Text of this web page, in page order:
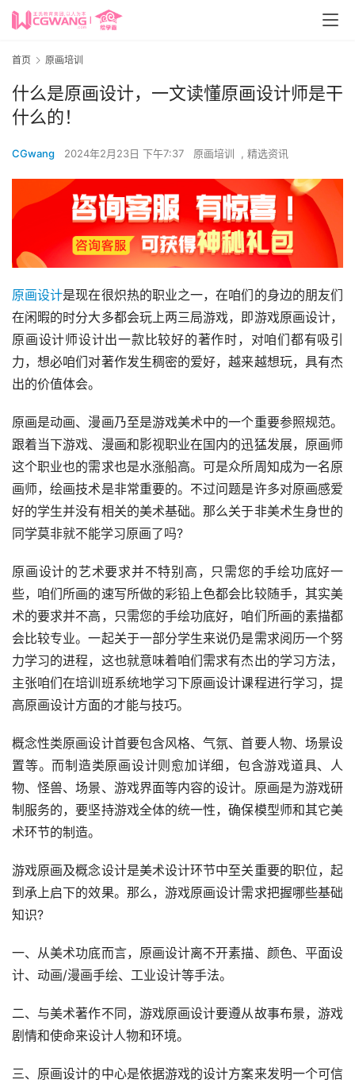
首页 原画培训
什么是原画设计，一文读懂原画设计师是干
什么的！
CGwang 2024年2月23日 下午7:37 原画培训 , 精选资讯
原画设计是现在很炽热的职业之一，在咱们的身边的朋友们
在闲暇的时分大多都会玩上两三局游戏，即游戏原画设计，
原画设计师设计出一款比较好的著作时，对咱们都有吸引
力，想必咱们对著作发生稠密的爱好，越来越想玩，具有杰
出的价值体会。
原画是动画、漫画乃至是游戏美术中的一个重要参照规范。
跟着当下游戏、漫画和影视职业在国内的迅猛发展，原画师
这个职业也的需求也是水涨船高。可是众所周知成为一名原
画师，绘画技术是非常重要的。不过问题是许多对原画感爱
好的学生并没有相关的美术基础。那么关于非美术生身世的
同学莫非就不能学习原画了吗?
原画设计的艺术要求并不特别高，只需您的手绘功底好一
些，咱们所画的速写所做的彩铅上色都会比较随手，其实美
术的要求并不高，只需您的手绘功底好，咱们所画的素描都
会比较专业。一起关于一部分学生来说仍是需求阅历一个努
力学习的进程，这也就意味着咱们需求有杰出的学习方法，
主张咱们在培训班系统地学习下原画设计课程进行学习，提
高原画设计方面的才能与技巧。
概念性类原画设计首要包含风格、气氛、首要人物、场景设
置等。而制造类原画设计则愈加详细，包含游戏道具、人
物、怪兽、场景、游戏界面等内容的设计。原画是为游戏研
制服务的，要坚持游戏全体的统一性，确保模型师和其它美
术环节的制造。
游戏原画及概念设计是美术设计环节中至关重要的职位，起
到承上启下的效果。那么，游戏原画设计需求把握哪些基础
知识?
一、从美术功底而言，原画设计离不开素描、颜色、平面设
计、动画/漫画手绘、工业设计等手法。
二、与美术著作不同，游戏原画设计要遵从故事布景，游戏
剧情和使命来设计人物和环境。
三、原画设计的中心是依据游戏的设计方案来发明一个可信